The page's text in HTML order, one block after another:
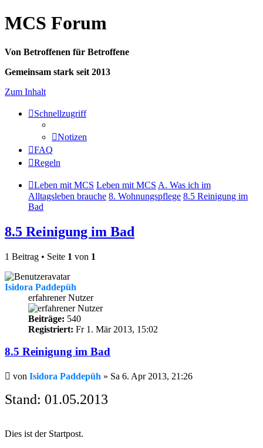
MCS Forum
Von Betroffenen für Betroffene
Gemeinsam stark seit 2013
Zum Inhalt
Schnellzugriff
Notizen
FAQ
Regeln
Leben mit MCS Leben mit MCS A. Was ich im
Alltagsleben brauche 8. Wohnungspflege 8.5 Reinigung im
Bad
8.5 Reinigung im Bad
1 Beitrag • Seite 1 von 1
Isidora Paddepüh
erfahrener Nutzer
Beiträge: 540
Registriert: Fr 1. Mär 2013, 15:02
8.5 Reinigung im Bad
Beitrag
von Isidora Paddepüh » Sa 6. Apr 2013, 21:26
Stand: 01.05.2013
Dies ist der Startpost.